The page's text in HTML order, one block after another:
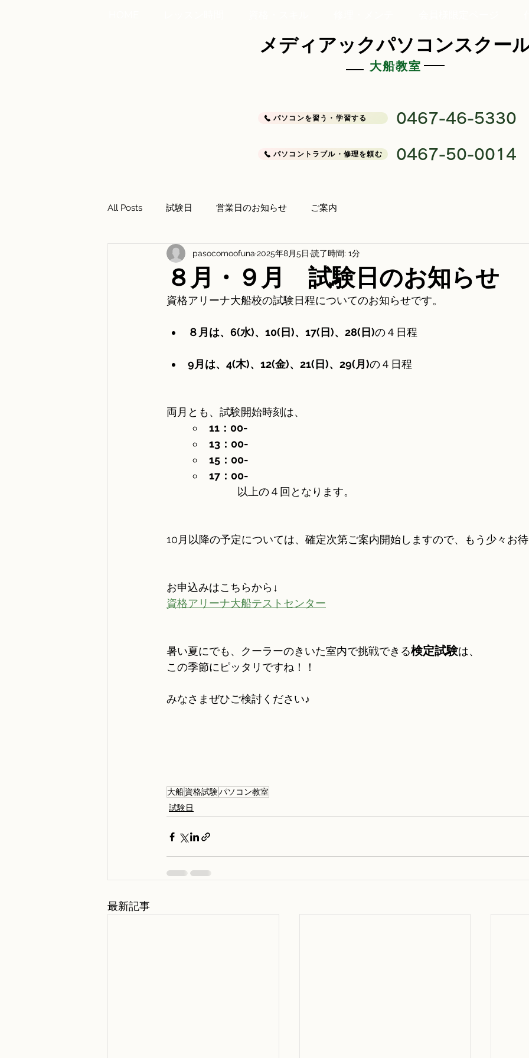
メディアックパソコンスクー
大船教室
パソコンを習う・学習する 0467-46-5330
パソコントラブル・修理を頼む 0467-50-0014
All Posts 試験日 営業日のお知らせ ご案内
８月・９月 試験日のお知らせ
pasocomoofuna 2025年8月5日 読了時間: 1分
資格アリーナ大船校の試験日程についてのお知らせです。
８月は、6(水)、10(日)、17(日)、28(日)の４日程
9月は、4(木)、12(金)、21(日)、29(月)の４日程
両月とも、試験開始時刻は、
11：00-
13：00-
15：00-
17：00-
以上の４回となります。
10月以降の予定については、確定次第ご案内開始しますので、もう少々お待
お申込みはこちらから↓
資格アリーナ大船テストセンター
暑い夏にでも、クーラーのきいた室内で挑戦できる検定試験は、
この季節にピッタリですね！！
みなさまぜひご検討ください♪
大船資格試験パソコン教室
試験日
最新記事